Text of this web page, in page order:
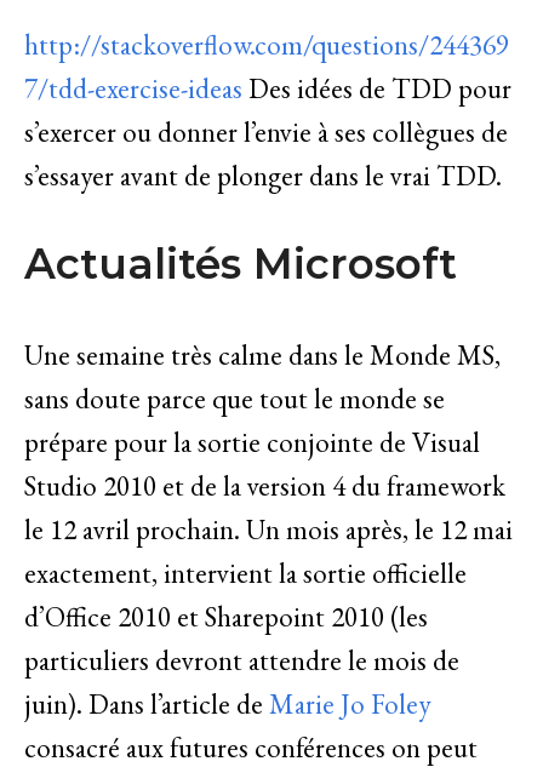
http://stackoverflow.com/questions/244369
7/tdd-exercise-ideas Des idées de TDD pour
s’exercer ou donner l’envie à ses collègues de
s’essayer avant de plonger dans le vrai TDD.
Actualités Microsoft
Une semaine très calme dans le Monde MS,
sans doute parce que tout le monde se
prépare pour la sortie conjointe de Visual
Studio 2010 et de la version 4 du framework
le 12 avril prochain. Un mois après, le 12 mai
exactement, intervient la sortie officielle
d’Office 2010 et Sharepoint 2010 (les
particuliers devront attendre le mois de
juin). Dans l’article de Marie Jo Foley
consacré aux futures conférences on peut